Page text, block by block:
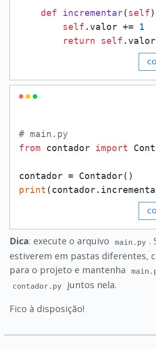
def incrementar(self
self .valor += 1
return
self .valor
# main.py
from contador import
print
Dica: execute o arquivo main.py .
estiverem em pastas diferentes,
para o projeto e mantenha
contador.py
juntos nela.
Fico à disposição!